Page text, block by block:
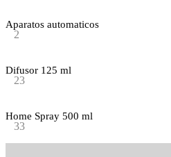
Aparatos automaticos
2
Difusor 125 ml
23
Home Spray 500 ml
33